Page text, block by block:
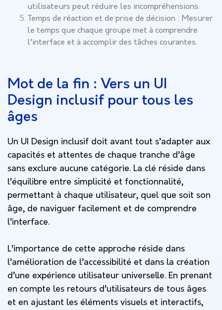
utilisateurs peut réduire les incompréhensions.
Temps de réaction et de prise de décision : Mesurer
le temps que chaque groupe met à comprendre
l’interface et à accomplir des tâches courantes.
Mot de la fin : Vers un UI
Design inclusif pour tous les
âges
Un UI Design inclusif doit avant tout s’adapter aux
capacités et attentes de chaque tranche d’âge
sans exclure aucune catégorie. La clé réside dans
l’équilibre entre simplicité et fonctionnalité,
permettant à chaque utilisateur, quel que soit son
âge, de naviguer facilement et de comprendre
l’interface.
L’importance de cette approche réside dans
l’amélioration de l’accessibilité et dans la création
d’une expérience utilisateur universelle. En prenant
en compte les retours d’utilisateurs de tous âges
et en ajustant les éléments visuels et interactifs,